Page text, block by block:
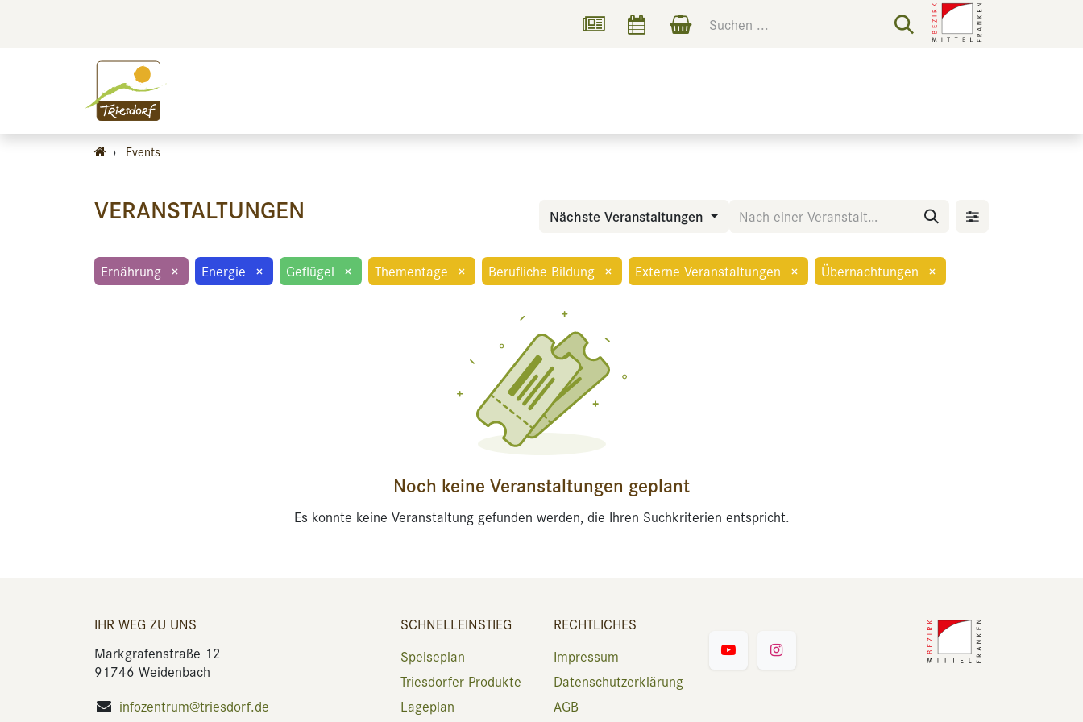
› Events
VERANSTALTUNGEN Nächste Veranstaltungen
Ernährung × Energie × Geflügel × Thementage × Berufliche Bildung × Externe Veranstaltungen × Übernachtungen ×
Noch keine Veranstaltungen geplant
Es konnte keine Veranstaltung gefunden werden, die Ihren Suchkriterien entspricht.
IHR WEG ZU UNS
Markgrafenstraße 12
91746 Weidenbach
infozentrum@triesdorf.de
SCHNELLEINSTIEG
Speiseplan
Triesdorfer Produkte
Lageplan
RECHTLICHES
Impressum
Datenschutzerklärung
AGB